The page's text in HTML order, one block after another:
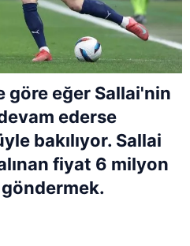
göre eğer Sallai'nin
ederse
bakılıyor. Sallai
fiyat 6 milyon